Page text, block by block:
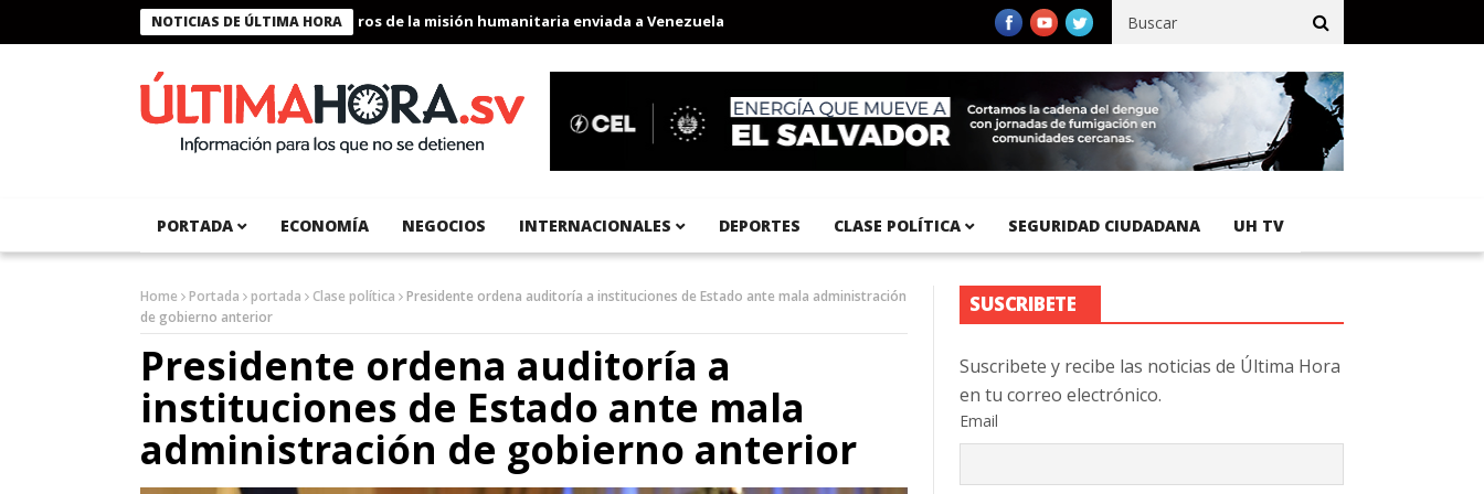
NOTICIAS DE ÚLTIMA HORA
Presidente Bukele condecora a miembros de la misión humanitaria enviada a Venezuela Aeropuerto Internacional del Pacífico registra 92 % de avance en obras de terracería
PORTADA ECONOMÍA NEGOCIOS INTERNACIONALES DEPORTES CLASE POLÍTICA SEGURIDAD CIUDADANA UH TV
Home Portada portada Clase política
Presidente ordena auditoría a instituciones de Estado ante mala administración
de gobierno anterior
Presidente ordena auditoría a
instituciones de Estado ante mala
administración de gobierno anterior
SUSCRIBETE
Suscribete y recibe las noticias de Última Hora
en tu correo electrónico.
Email